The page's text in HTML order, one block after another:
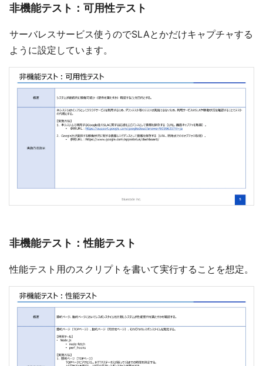
非機能テスト：可用性テスト
サーバレスサービス使うのでSLAとかだけキャプチャする
ように設定しています。
非機能テスト：性能テスト
性能テスト用のスクリプトを書いて実行することを想定。